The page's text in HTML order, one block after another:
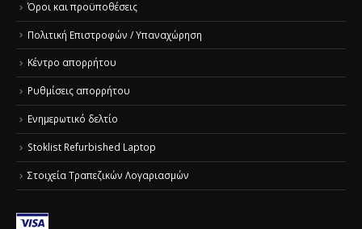
Όροι και προϋποθέσεις
Πολιτική Επιστροφών / Υπαναχώρηση
Κέντρο απορρήτου
Ρυθμίσεις απορρήτου
Ενημερωτικό δελτίο
Stoklist Refurbished Laptop
Στοιχεία Τραπεζικών Λογαριασμών